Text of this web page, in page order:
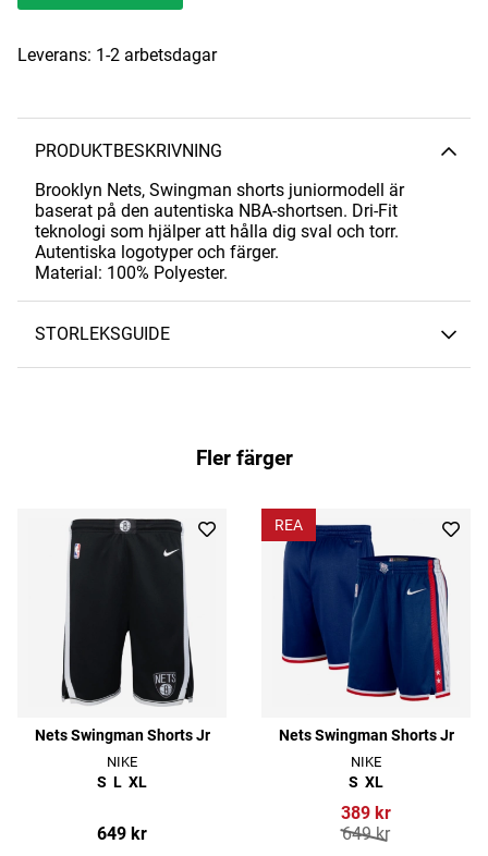
Leverans: 1-2 arbetsdagar
PRODUKTBESKRIVNING
Brooklyn Nets, Swingman shorts juniormodell är
baserat på den autentiska NBA-shortsen. Dri-Fit
teknologi som hjälper att hålla dig sval och torr.
Autentiska logotyper och färger.
Material: 100% Polyester.
STORLEKSGUIDE
Fler färger
Nets Swingman Shorts Jr
NIKE
S L XL
649 kr
REA
Nets Swingman Shorts Jr
NIKE
S XL
389 kr
649 kr